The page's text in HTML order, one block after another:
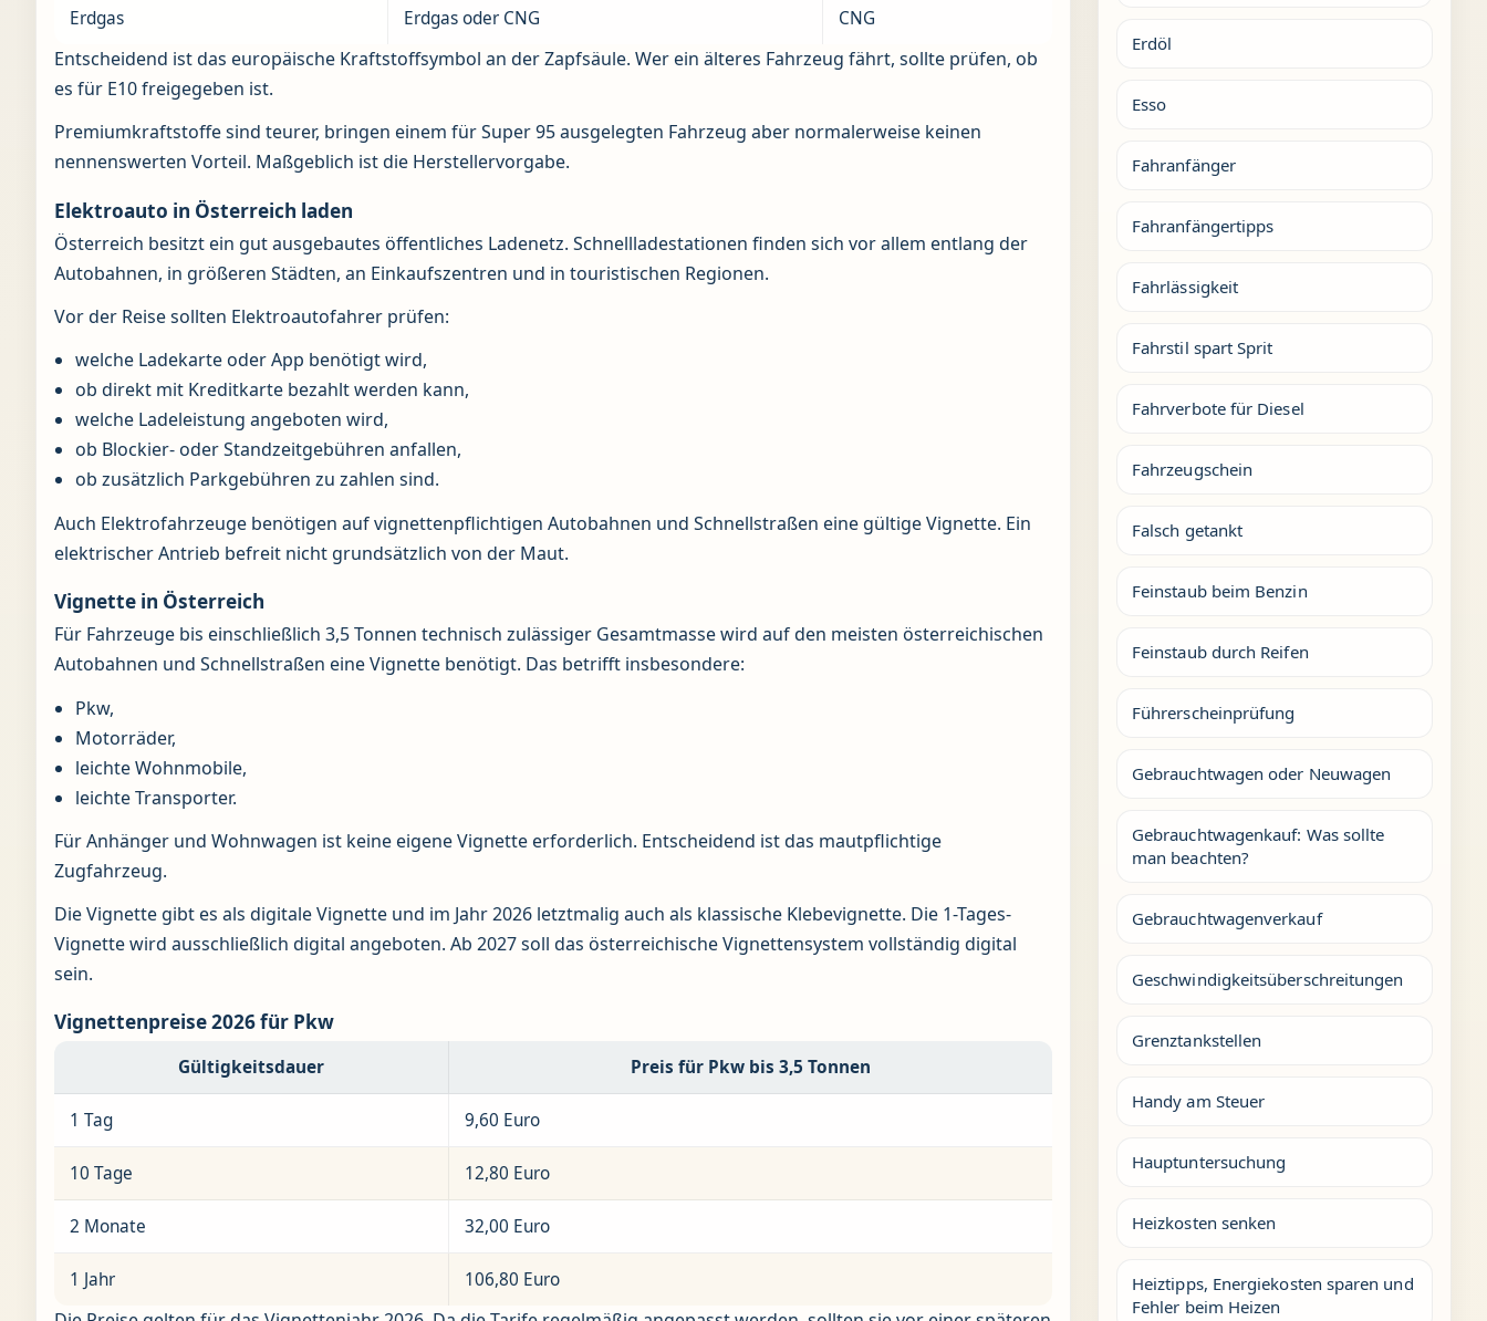
Erdgas Erdgas oder CNG CNG
Entscheidend ist das europäische Kraftstoffsymbol an der Zapfsäule. Wer ein älteres Fahrzeug fährt, sollte prüfen, ob
es für E10 freigegeben ist.
Premiumkraftstoffe sind teurer, bringen einem für Super 95 ausgelegten Fahrzeug aber normalerweise keinen
nennenswerten Vorteil. Maßgeblich ist die Herstellervorgabe.
Elektroauto in Österreich laden
Österreich besitzt ein gut ausgebautes öffentliches Ladenetz. Schnellladestationen finden sich vor allem entlang der
Autobahnen, in größeren Städten, an Einkaufszentren und in touristischen Regionen.
Vor der Reise sollten Elektroautofahrer prüfen:
welche Ladekarte oder App benötigt wird,
ob direkt mit Kreditkarte bezahlt werden kann,
welche Ladeleistung angeboten wird,
ob Blockier- oder Standzeitgebühren anfallen,
ob zusätzlich Parkgebühren zu zahlen sind.
Auch Elektrofahrzeuge benötigen auf vignettenpflichtigen Autobahnen und Schnellstraßen eine gültige Vignette. Ein
elektrischer Antrieb befreit nicht grundsätzlich von der Maut.
Vignette in Österreich
Für Fahrzeuge bis einschließlich 3,5 Tonnen technisch zulässiger Gesamtmasse wird auf den meisten österreichischen
Autobahnen und Schnellstraßen eine Vignette benötigt. Das betrifft insbesondere:
Pkw,
Motorräder,
leichte Wohnmobile,
leichte Transporter.
Für Anhänger und Wohnwagen ist keine eigene Vignette erforderlich. Entscheidend ist das mautpflichtige
Zugfahrzeug.
Die Vignette gibt es als digitale Vignette und im Jahr 2026 letztmalig auch als klassische Klebevignette. Die 1-Tages-
Vignette wird ausschließlich digital angeboten. Ab 2027 soll das österreichische Vignettensystem vollständig digital
sein.
Vignettenpreise 2026 für Pkw
Gültigkeitsdauer Preis für Pkw bis 3,5 Tonnen
1 Tag 9,60 Euro
10 Tage 12,80 Euro
2 Monate 32,00 Euro
1 Jahr 106,80 Euro
Erdöl
Esso
Fahranfänger
Fahranfängertipps
Fahrlässigkeit
Fahrstil spart Sprit
Fahrverbote für Diesel
Fahrzeugschein
Falsch getankt
Feinstaub beim Benzin
Feinstaub durch Reifen
Führerscheinprüfung
Gebrauchtwagen oder Neuwagen
Gebrauchtwagenkauf: Was sollte
man beachten?
Gebrauchtwagenverkauf
Geschwindigkeitsüberschreitungen
Grenztankstellen
Handy am Steuer
Hauptuntersuchung
Heizkosten senken
Heiztipps, Energiekosten sparen und
Fehler beim Heizen